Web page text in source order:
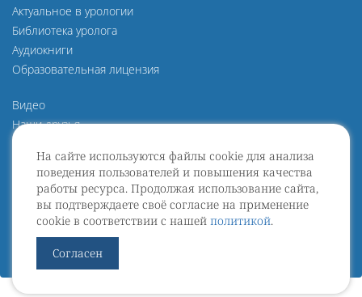
На сайте используются файлы cookie для анализа
поведения пользователей и повышения качества
работы ресурса. Продолжая использование сайта,
вы подтверждаете своё согласие на применение
cookie в соответствии с нашей политикой.
Согласен
Актуальное в урологии
Библиотека уролога
Аудиокниги
Образовательная лицензия
Видео
Наши друзья
О нас
Политика конфиденциальности
Политика защиты и обработки персональных данных
Пользовательское Соглашение
Договор оферты